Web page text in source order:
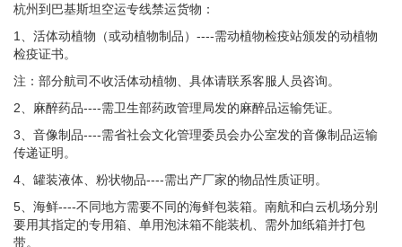
杭州到巴基斯坦空运专线禁运货物：
1、活体动植物（或动植物制品）----需动植物检疫站颁发的动植物
检疫证书。
注：部分航司不收活体动植物、具体请联系客服人员咨询。
2、麻醉药品----需卫生部药政管理局发的麻醉品运输凭证。
3、音像制品----需省社会文化管理委员会办公室发的音像制品运输
传递证明。
4、罐装液体、粉状物品----需出产厂家的物品性质证明。
5、海鲜----不同地方需要不同的海鲜包装箱。南航和白云机场分别
要用其指定的专用箱、单用泡沫箱不能装机、需外加纸箱并打包
带。